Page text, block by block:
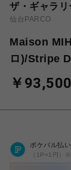
ザ・ギャラ
仙台PARCO
Maison
ロ)/Stripe
￥93,500
ポケパル払
（1P=1円）